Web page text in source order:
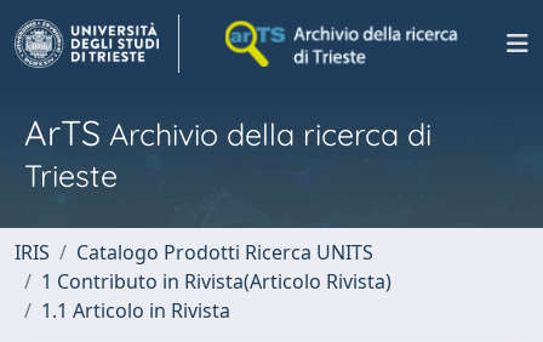
ArTS Archivio della ricerca di
Trieste
IRIS
Catalogo Prodotti Ricerca UNITS
1 Contributo in Rivista(Articolo Rivista)
1.1 Articolo in Rivista